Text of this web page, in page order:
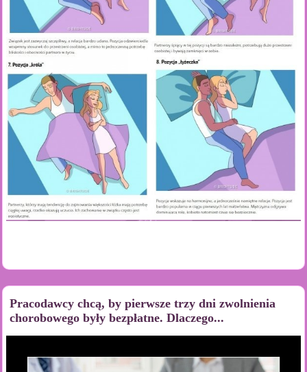
Pracodawcy chcą, by pierwsze trzy dni zwolnienia
chorobowego były bezpłatne. Dlaczego...